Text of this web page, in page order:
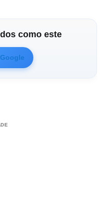
como este